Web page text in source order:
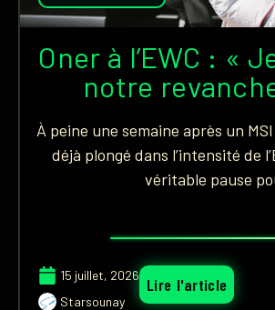
Oner à l’EWC : «
notre
À peine une semaine après un
déjà plongé dans l’intensité de
véritable pause
15 juillet, 2026
Starsounay
Lire l'article